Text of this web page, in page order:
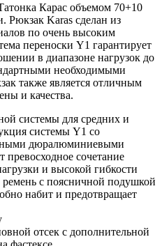
Карас объемом 70+10
Рюкзак Karas сделан из
по очень высоким
переноски Y1 гарантирует
в диапазоне нагрузок до
необходимыми
также является отличным
и качества.
системы для средних и
системы Y1 со
дюралюминиевыми
превосходное сочетание
и высокой гибкости
с поясничной подушкой
набит и предотвращает
отсек с дополнительной